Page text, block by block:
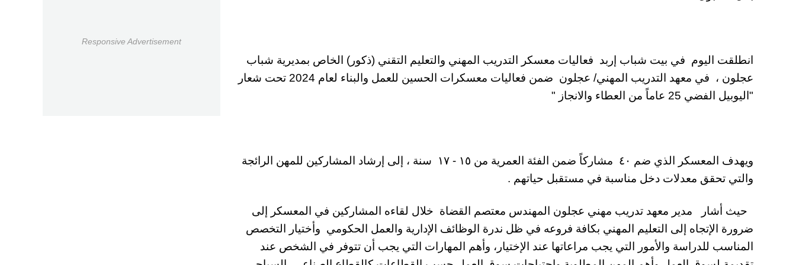
انطلقت اليوم في بيت شباب إربد فعاليات معسكر التدريب المهني والتعليم التقني (ذكور) الخاص بمديرية شباب
عجلون ، في معهد التدريب المهني/ عجلون ضمن فعاليات معسكرات الحسين للعمل والبناء لعام 2024 تحت شعار
"اليوبيل الفضي 25 عاماً من العطاء والانجاز "
ويهدف المعسكر الذي ضم ٤٠ مشاركاً ضمن الفئة العمرية من ١٥ - ١٧ سنة ، إلى إرشاد المشاركين للمهن الرائجة
والتي تحقق معدلات دخل مناسبة في مستقبل حياتهم .
حيث أشار مدير معهد تدريب مهني عجلون المهندس معتصم القضاة خلال لقاءه المشاركين في المعسكر إلى
ضرورة الإتجاه إلى التعليم المهني بكافة فروعه في ظل ندرة الوظائف الإدارية والعمل الحكومي وأختيار التخصص
المناسب للدراسة والأمور التي يجب مراعاتها عند الإختيار، وأهم المهارات التي يجب أن تتوفر في الشخص عند
Responsive Advertisement